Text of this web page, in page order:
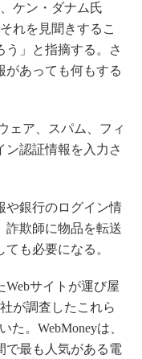
ケン・ダナム氏
れを見聞きするこ
う」と指摘する。さ
があっても何もする
ェア、スパム、フィ
ン認証情報を入力さ
や銀行のログイン情
詐欺師に物品を転送
も必要になる。
サイトが運び屋
が調査したこれら
。WebMoneyは、
で最も人気がある電